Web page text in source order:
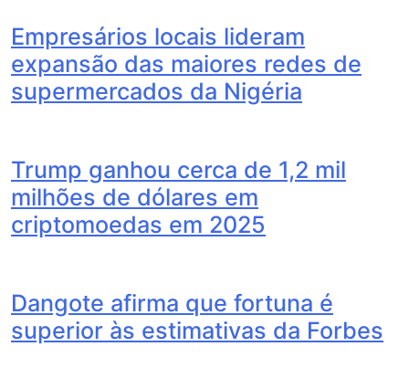
Empresários locais lideram
expansão das maiores redes de
supermercados da Nigéria
Trump ganhou cerca de 1,2 mil
milhões de dólares em
criptomoedas em 2025
Dangote afirma que fortuna é
superior às estimativas da Forbes